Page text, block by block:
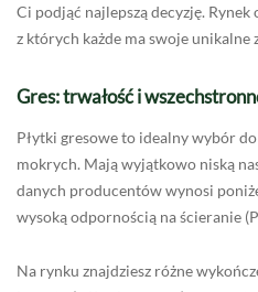
Ci podjąć najlepszą decyzję.
z których każde ma swoje unikalne
Gres: trwałość i
Płytki gresowe to idealny wybór do
mokrych. Mają wyjątkowo niską
danych producentów wynosi
wysoką odpornością na ścieranie
Na rynku znajdziesz różne